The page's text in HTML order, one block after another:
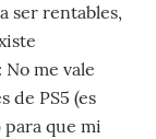
ser rentables,
me vale
de PS5 (es
para que mi